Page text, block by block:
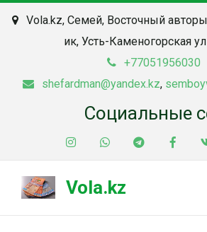
Vola.kz, Семей, Восточный
ик, Усть-Каменогорская
+77051956030
shefardman@yandex.kz,
Социальные
Vola.kz